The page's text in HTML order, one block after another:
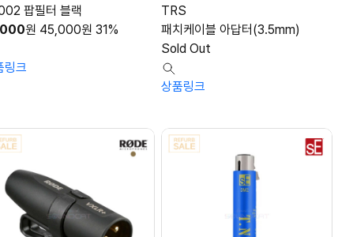
팝필터 블랙
원 45,000원 31%
링크
TRS
패치케이블 아답터(3.5mm)
Sold Out
상품링크